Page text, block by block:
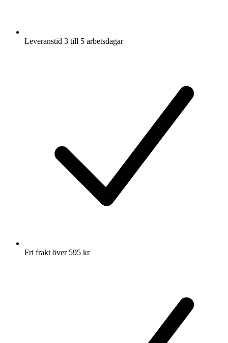
Leveranstid 3 till 5 arbetsdagar
Fri frakt över 595 kr